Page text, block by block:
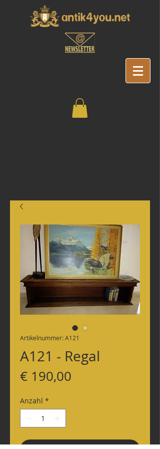
Artikelnummer: A121
A121 - Regal
€ 190,00
Anzahl *